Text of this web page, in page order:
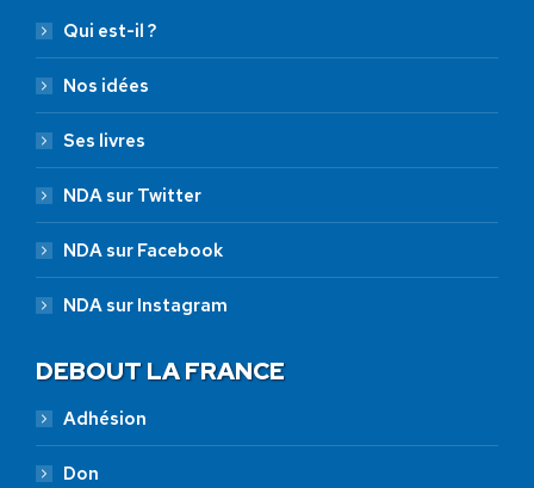
Qui est-il ?
Nos idées
Ses livres
NDA sur Twitter
NDA sur Facebook
NDA sur Instagram
DEBOUT LA FRANCE
Adhésion
Don